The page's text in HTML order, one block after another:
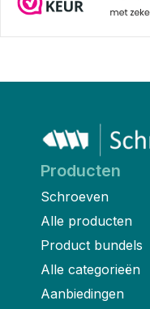
Producten
Schroeven
Alle producten
Product bundels
Alle categorieën
Aanbiedingen